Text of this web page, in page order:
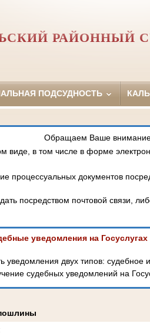
РАЙОННЫЙ
ПОДСУДНОСТЬ
Обращаем Ваше внимание,
виде, в том числе в форме
процессуальных документов
посредством почтовой связи,
уведомления на Госуслугах
уведомления двух типов: судебное
судебных уведомлений на